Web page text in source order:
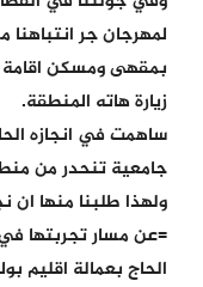
لمهرجان جر
بمقهى ومسكن اقامة
زيارة هاته المنطقة.
ساهمت في انجازه
جامعية تنحدر من
ولهذا طلبنا منها ان
=عن مسار تجربتها
الحاج بعمالة اقليم